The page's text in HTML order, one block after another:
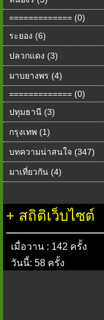
============= (0)
ระยอง (6)
ปลวกแดง (3)
มาบยางพร (4)
============= (0)
ปทุมธานี (3)
กรุงเทพ (1)
บทความน่าสนใจ (347)
มาเที่ยวกัน (4)
+ สถิติเว็บไซต์
เมื่อวาน : 142 ครั้ง
วันนี้: 58 ครั้ง